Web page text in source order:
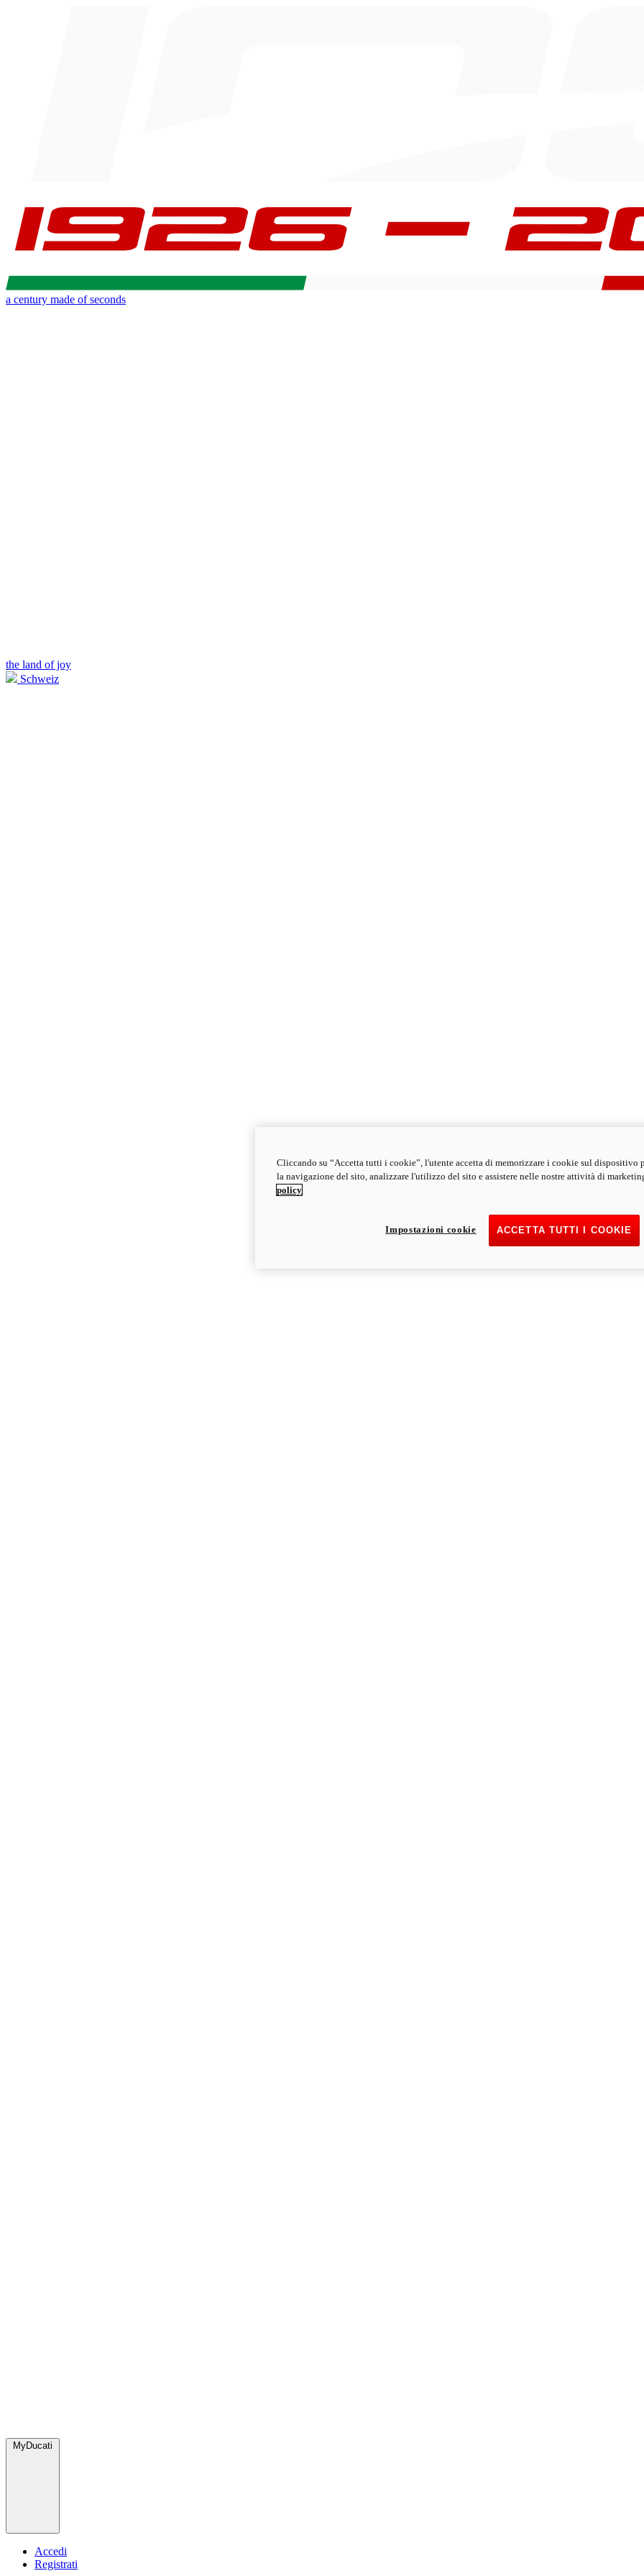
a century made of seconds
the land of joy
Schweiz
MyDucati
Accedi
Registrati
Cliccando su “Accetta tutti i cookie”, l'utente accetta di memorizzare i cookie sul dispositivo
la navigazione del sito, analizzare l'utilizzo del sito e assistere nelle nostre attività di
policy
ACCETTA TUTTI I COOKIE
Impostazioni cookie